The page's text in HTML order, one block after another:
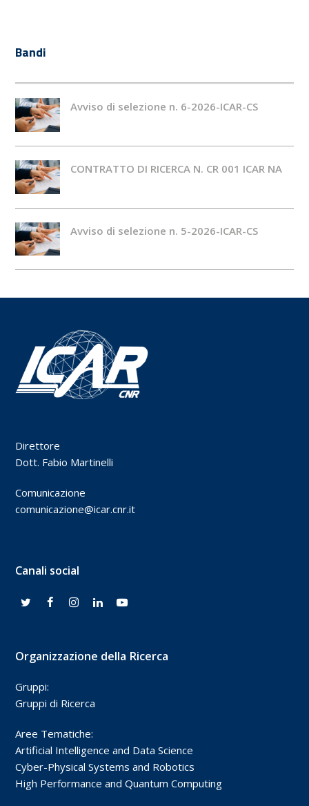
Bandi
Avviso di selezione n. 6-2026-ICAR-CS
CONTRATTO DI RICERCA N. CR 001 ICAR NA
Avviso di selezione n. 5-2026-ICAR-CS
Direttore
Dott. Fabio Martinelli
Comunicazione
comunicazione@icar.cnr.it
Canali social
Organizzazione della Ricerca
Gruppi:
Gruppi di Ricerca
Aree Tematiche:
Artificial Intelligence and Data Science
Cyber-Physical Systems and Robotics
High Performance and Quantum Computing